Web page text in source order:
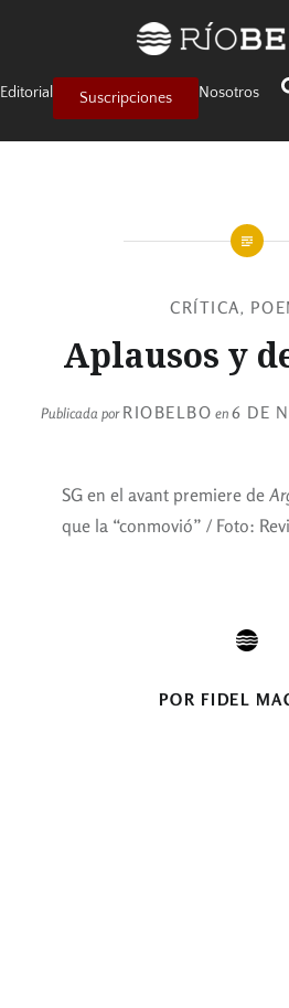
Editorial Suscripciones Nosotros
CRÍTICA,
Aplausos y
Publicada porRIOBELBO en6 DE
SG en el avant premiere de
que la “conmovió” / Foto:
POR FIDEL